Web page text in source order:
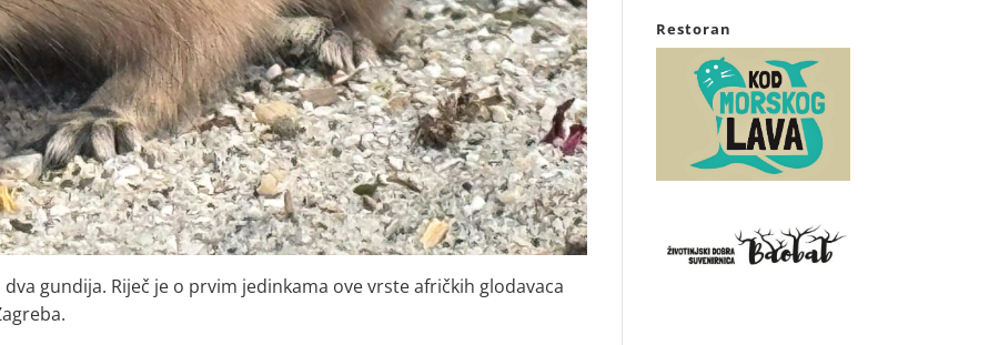
gundija. Riječ je o prvim jedinkama ove vrste afričkih glodavaca
Restoran